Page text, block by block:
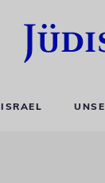
ISRAEL